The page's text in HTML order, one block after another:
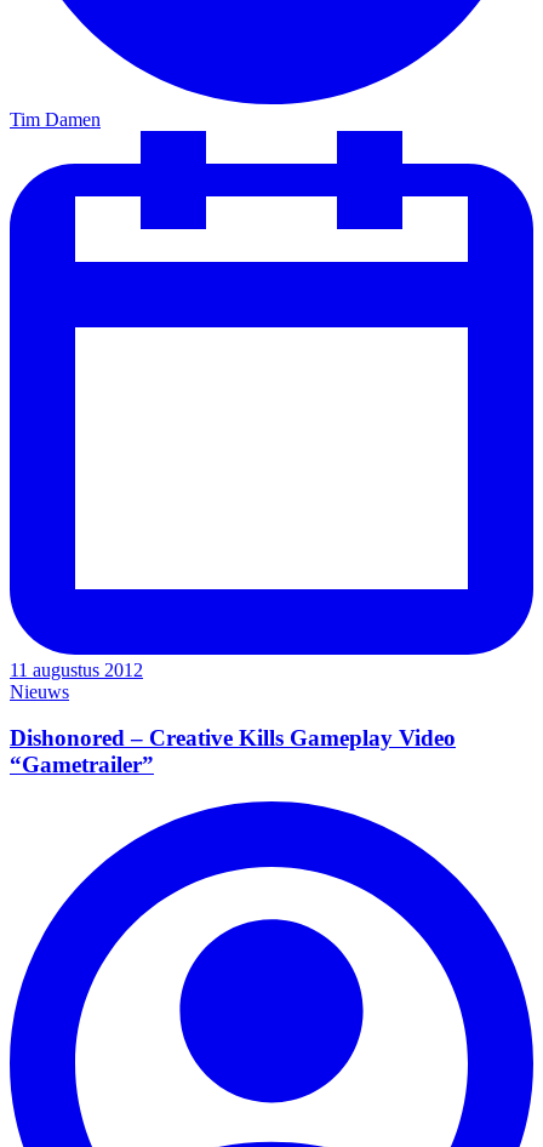
Tim Damen
11 augustus 2012
Nieuws
Dishonored – Creative Kills Gameplay Video
“Gametrailer”